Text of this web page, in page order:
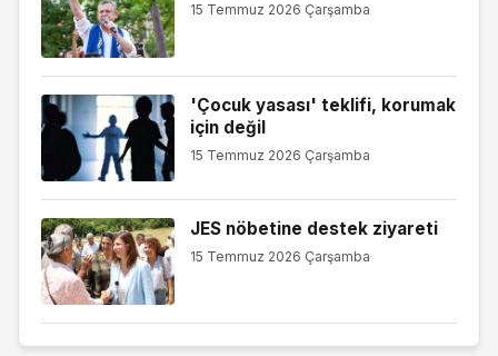
15 Temmuz 2026 Çarşamba
'Çocuk yasası' teklifi, korumak
için değil
15 Temmuz 2026 Çarşamba
JES nöbetine destek ziyareti
15 Temmuz 2026 Çarşamba